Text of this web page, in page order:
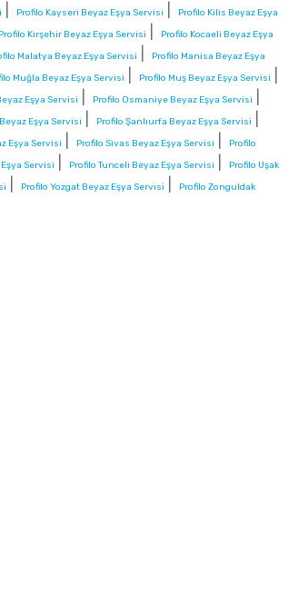
Profilo Kayseri Beyaz Eşya Servisi
Profilo Kilis Beyaz Eşya
Profilo Kırşehir Beyaz Eşya Servisi
Profilo Kocaeli Beyaz Eşya
Malatya Beyaz Eşya Servisi
Profilo Manisa Beyaz Eşya
Muğla Beyaz Eşya Servisi Profilo Muş Beyaz Eşya Servisi
Eşya Servisi Profilo Osmaniye Beyaz Eşya Servisi
Eşya Servisi Profilo Şanlıurfa Beyaz Eşya Servisi
Eşya Servisi Profilo Sivas Beyaz Eşya Servisi
Profilo
Servisi Profilo Tunceli Beyaz Eşya Servisi
Profilo Uşak
Profilo Yozgat Beyaz Eşya Servisi
Profilo Zonguldak